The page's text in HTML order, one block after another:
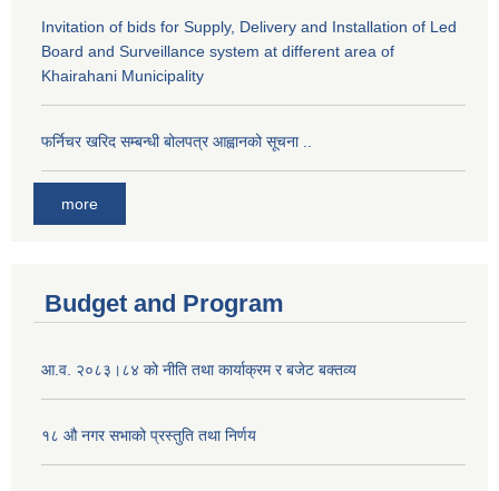
Invitation of bids for Supply, Delivery and Installation of Led
Board and Surveillance system at different area of
Khairahani Municipality
फर्निचर खरिद सम्बन्धी बोलपत्र आह्वानको सूचना ..
more
Budget and Program
आ.व. २०८३।८४ को नीति तथा कार्याक्रम र बजेट बक्तव्य
१८ औ नगर सभाको प्रस्तुति तथा निर्णय